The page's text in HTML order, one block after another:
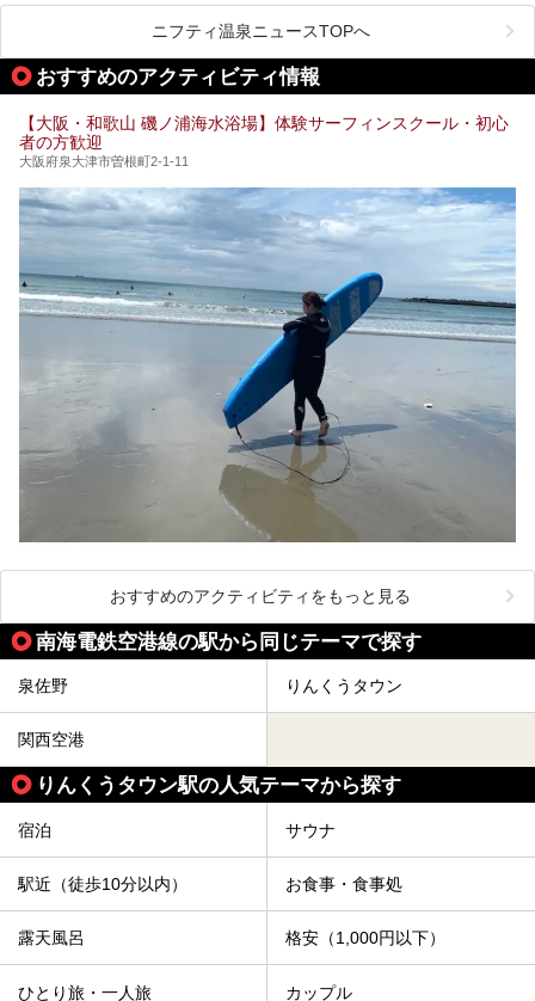
処にいたるまで魅力をたっぷり堪能してきたので、その全容
ペース、ロウリュウなど、心ゆくまで楽しむためのサービス
が充実した施設も多くみられます。
今回はそんなサウナにこだわった、大阪府内のオススメ温
泉・銭湯・スパを30件紹介したいと思います！
ニフティ温泉ニュースTOPへ
おすすめのアクティビティ情報
【大阪・和歌山 磯ノ浦海水浴場】体験サーフィンスクール・初心
者の方歓迎
大阪府泉大津市曽根町2-1-11
おすすめのアクティビティをもっと見る
南海電鉄空港線の駅から同じテーマで探す
泉佐野 りんくうタウン
関西空港
りんくうタウン駅の人気テーマから探す
宿泊 サウナ
駅近（徒歩10分以内） お食事・食事処
露天風呂 格安（1,000円以下）
ひとり旅・一人旅 カップル